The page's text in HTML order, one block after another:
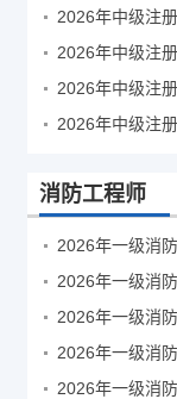
2026年中级注
消防工程师
2026年一级消
2026年一级消
2026年一级消
2026年一级消